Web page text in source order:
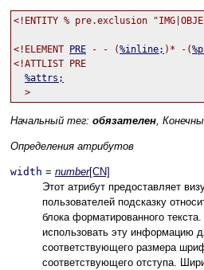
<!ENTITY % pre.exclusion
<!ELEMENT PRE - - (%inline; )* -(
<!ATTLIST PRE
%attrs;
Начальный тег: обязателен,
Определения атрибутов
width = number[CN]
Этот атрибут предоставляет
пользователей подсказку
блока форматированного
использовать эту информацию
соответствующего размера
соответствующего отступа.